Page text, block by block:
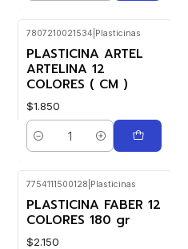
7807210021534 Plasticinas
PLASTICINA ARTEL
ARTELINA 12
COLORES ( CM )
$1.850
Cantidad
7754111500128 Plasticinas
PLASTICINA FABER 12
COLORES 180 gr
$2.150